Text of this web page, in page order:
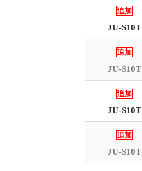
追加
JU-S10T
追加
JU-S10T
追加
JU-S10T
追加
JU-S10T